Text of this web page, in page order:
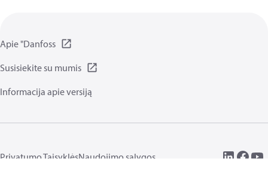
Apie "Danfoss
Susisiekite su mumis
Informacija apie versiją
Privatumo TaisyklėsNaudojimo sąlygos